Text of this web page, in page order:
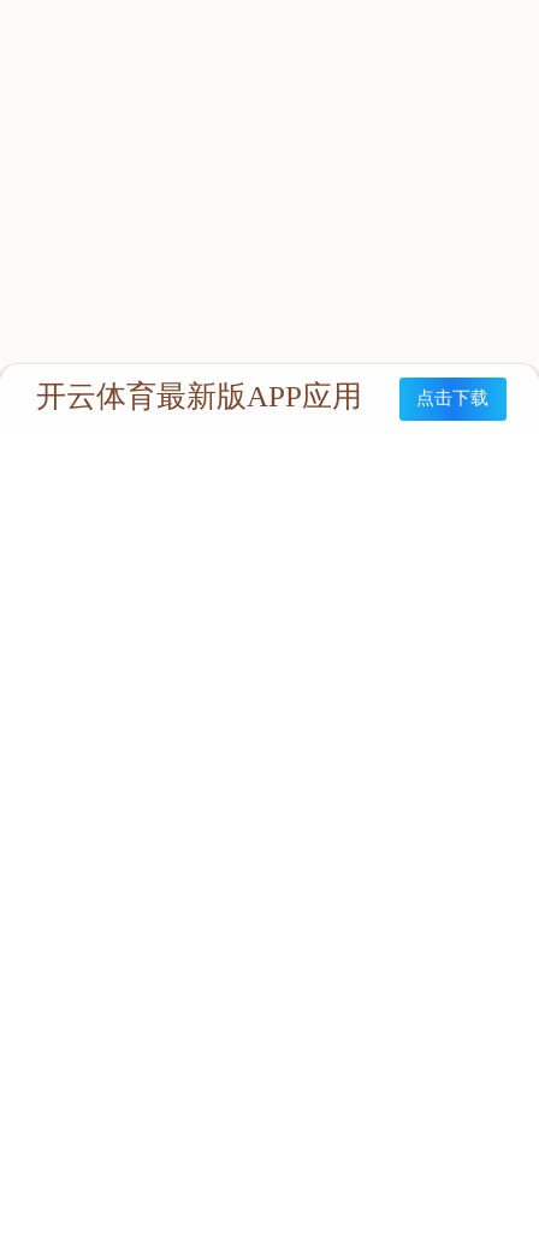
立即咨询： 联系我们